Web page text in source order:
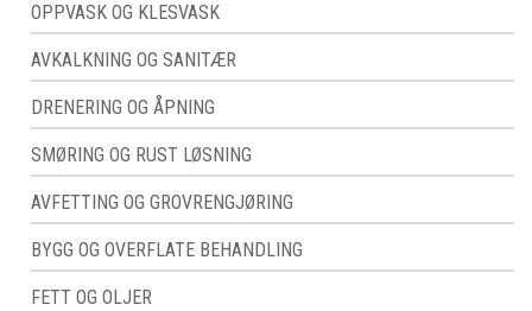
OPPVASK OG KLESVASK
AVKALKNING OG SANITÆR
DRENERING OG ÅPNING
SMØRING OG RUST LØSNING
AVFETTING OG GROVRENGJØRING
BYGG OG OVERFLATE BEHANDLING
FETT OG OLJER